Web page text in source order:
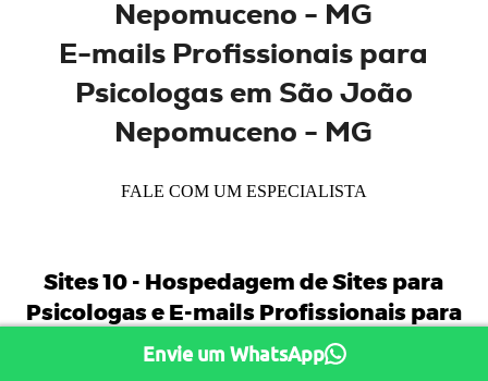
Nepomuceno - MG
E-mails Profissionais para
Psicologasem São João
Nepomuceno - MG
Sites 10 -
Hospedagem de Sites para
PsicologaseE-mails Profissionais para
Psicologas
Envie um WhatsApp